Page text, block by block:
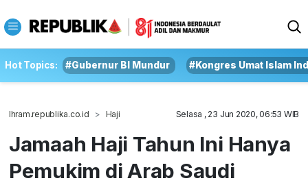
Hot Topics: #Gubernur BI Mundur #Kongres Umat Islam
Ihram.republika.co.id Haji Selasa , 23 Jun 2020, 06:53 WIB
Jamaah Haji Tahun Ini Hanya
Pemukim di Arab Saudi